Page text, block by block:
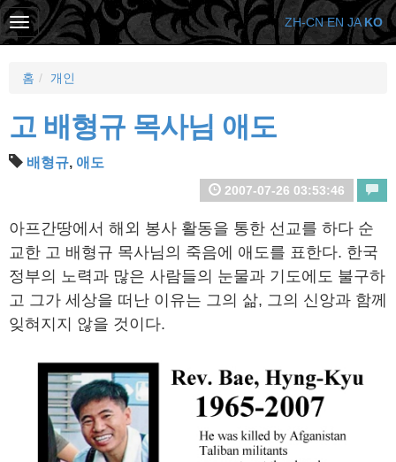
홈 개인
고 배형규 목사님 애도
배형규, 애도
2007-07-26 03:53:46
아프간땅에서 해외 봉사 활동을 통한 선교를 하다 순
교한 고 배형규 목사님의 죽음에 애도를 표한다. 한국
정부의 노력과 많은 사람들의 눈물과 기도에도 불구하
고 그가 세상을 떠난 이유는 그의 삶, 그의 신앙과 함께
잊혀지지 않을 것이다.
ZH-CN EN JA KO